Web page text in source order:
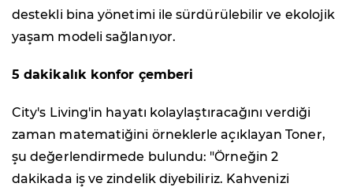
destekli bina yönetimi ile sürdürülebilir ve ekolojik
yaşam modeli sağlanıyor.
5 dakikalık konfor çemberi
City's Living'in hayatı kolaylaştıracağını verdiği
zaman matematiğini örneklerle açıklayan Toner,
şu değerlendirmede bulundu: "Örneğin 2
dakikada iş ve zindelik diyebiliriz. Kahvenizi